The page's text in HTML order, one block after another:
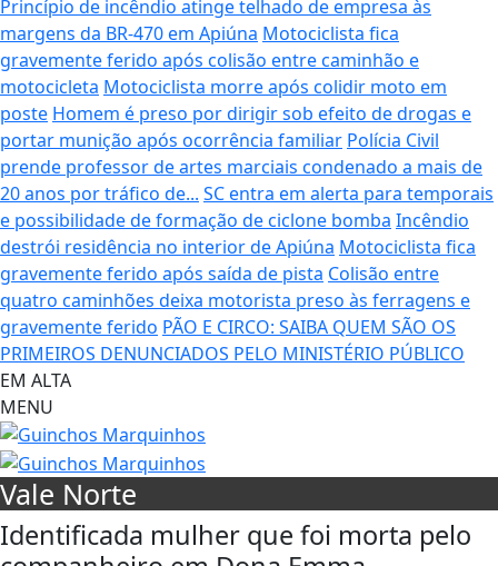
Princípio de incêndio atinge telhado de empresa às
margens da BR-470 em Apiúna Motociclista fica
gravemente ferido após colisão entre caminhão e
motocicleta Motociclista morre após colidir moto em
poste Homem é preso por dirigir sob efeito de drogas e
portar munição após ocorrência familiar Polícia Civil
prende professor de artes marciais condenado a mais de
20 anos por tráfico de... SC entra em alerta para temporais
e possibilidade de formação de ciclone bomba Incêndio
destrói residência no interior de Apiúna Motociclista fica
gravemente ferido após saída de pista Colisão entre
quatro caminhões deixa motorista preso às ferragens e
gravemente ferido PÃO E CIRCO: SAIBA QUEM SÃO OS
PRIMEIROS DENUNCIADOS PELO MINISTÉRIO PÚBLICO
EM ALTA
MENU
Vale Norte
Identificada mulher que foi morta pelo